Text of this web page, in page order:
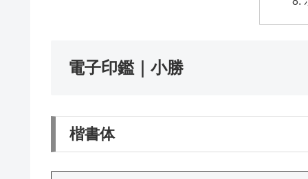
電子印鑑｜小勝
楷書体